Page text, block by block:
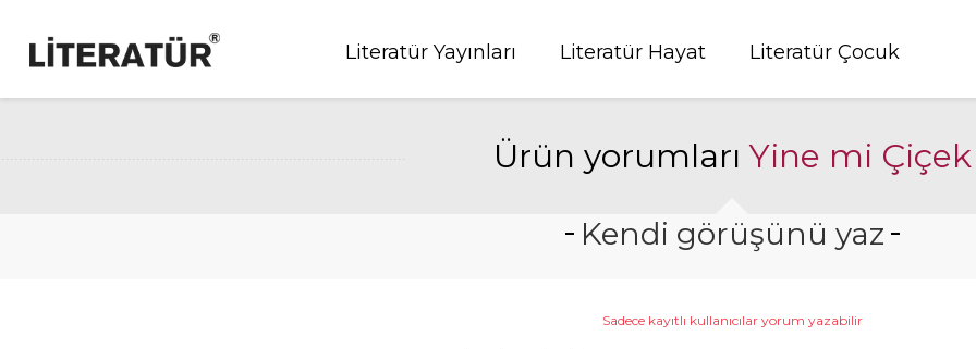
Literatür Yayınları Literatür Hayat Literatür Çocuk
Ürün yorumlarıYine mi Çiçek
Kendi görüşünü yaz
Sadece kayıtlı kullanıcılar yorum yazabilir